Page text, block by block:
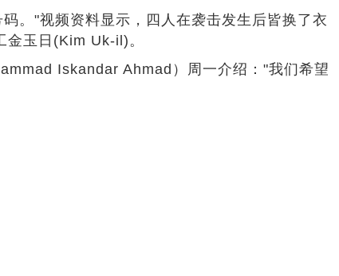
。"视频资料显示，四人在袭击发生后皆换了衣
玉日(Kim Uk-il)。
Iskandar Ahmad）周一介绍："我们希望